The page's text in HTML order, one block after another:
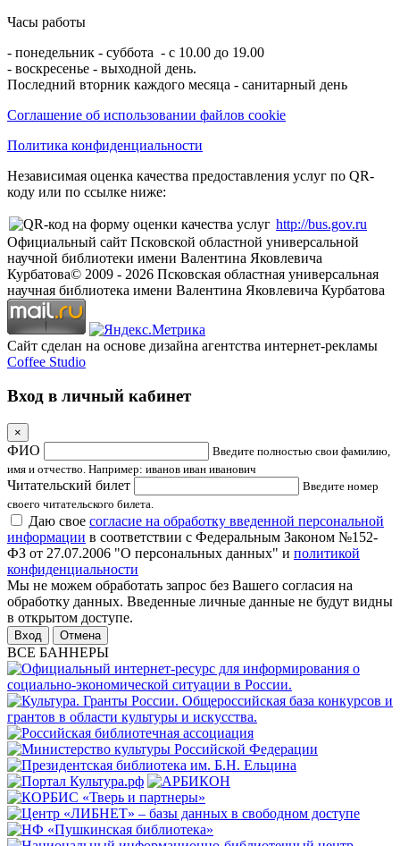
Часы работы
- понедельник - суббота - с 10.00 до 19.00
- воскресенье - выходной день.
Последний вторник каждого месяца - санитарный день
Соглашение об использовании файлов cookie
Политика конфиденциальности
Независимая оценка качества предоставления услуг по QR-
коду или по ссылке ниже:
http://bus.gov.ru
Официальный сайт Псковской областной универсальной
научной библиотеки имени Валентина Яковлевича
Курбатова© 2009 - 2026 Псковская областная универсальная
научная библиотека имени Валентина Яковлевича Курбатова
Сайт сделан на основе дизайна агентства интернет-рекламы
Coffee Studio
Вход в личный кабинет
×
ФИО
Введите полностью свои фамилию,
имя и отчество. Например: иванов иван иванович
Читательский билет
Введите номер
своего читательского билета.
Даю свое согласие на обработку введенной персональной
информации в соответствии с Федеральным Законом №152-
ФЗ от 27.07.2006 "О персональных данных" и политикой
конфиденциальности
Мы не можем обработать запрос без Вашего согласия на
обработку данных. Введенные личные данные не будут видны
в открытом доступе.
Отмена
ВСЕ БАННЕРЫ